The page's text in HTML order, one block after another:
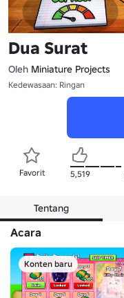
Dua Surat
Oleh Miniature Projects
Kedewasaan: Ringan
Favorit 5,519
Tentang
Acara
Konten baru